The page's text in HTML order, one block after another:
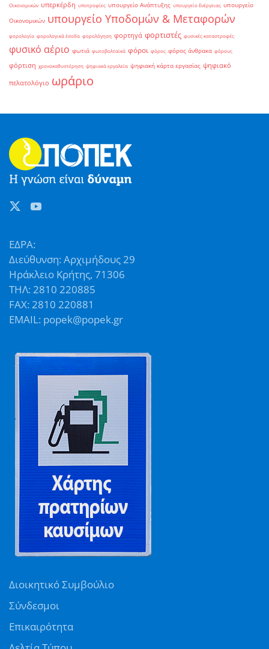
Οικονομικών υπερκέρδη υποτροφίες υπουργείο Ανάπτυξης υπουργείο Ενέργειας υπουργείο
Οικονομικών υπουργείο Υποδομών & Μεταφορών
φορολογία φορολογικά έσοδα φορολόγηση φορτηγά φορτιστές φυσικές καταστροφές
φυσικό αέριο φωτιά φωτοβολταϊκά φόροι φόρος φόρος άνθρακα φόρους
φόρτιση χρονοκαθυστέρηση ψηφιακά εργαλεία ψηφιακή κάρτα εργασίας ψηφιακό
πελατολόγιο ωράριο
ΕΔΡΑ:
Διεύθυνση: Αρχιμήδους 29
Ηράκλειο Κρήτης, 71306
ΤΗΛ: 2810 220885
FAX: 2810 220881
EMAIL: popek@popek.gr
Διοικητικό Συμβούλιο
Σύνδεσμοι
Επικαιρότητα